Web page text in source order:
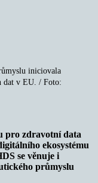
iniciovala
dat v EU. / Foto:
pro zdravotní data
ekosystému
se věnuje i
průmyslu